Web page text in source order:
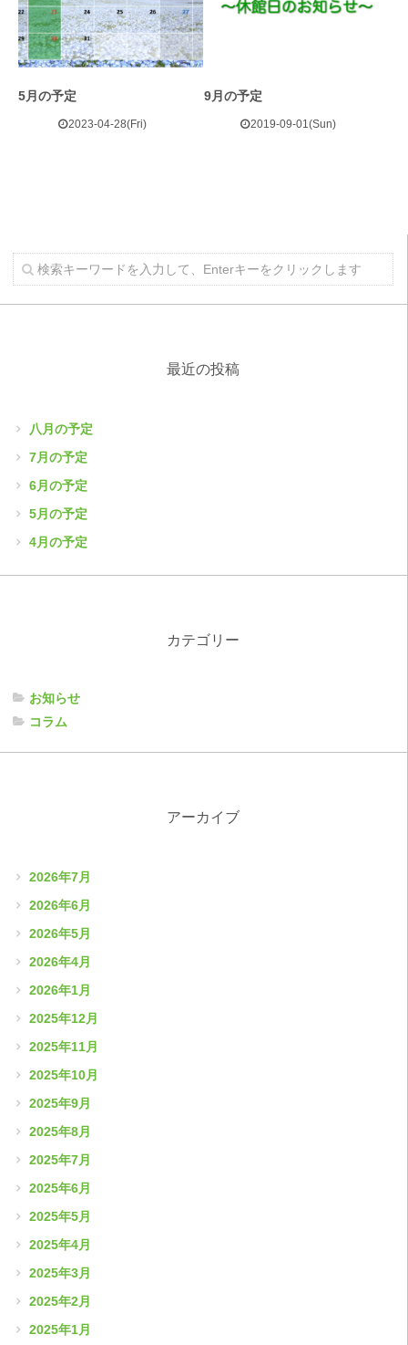
5月の予定
2023-04-28(Fri)
9月の予定
2019-09-01(Sun)
最近の投稿
八月の予定
7月の予定
6月の予定
5月の予定
4月の予定
カテゴリー
お知らせ
コラム
アーカイブ
2026年7月
2026年6月
2026年5月
2026年4月
2026年1月
2025年12月
2025年11月
2025年10月
2025年9月
2025年8月
2025年7月
2025年6月
2025年5月
2025年4月
2025年3月
2025年2月
2025年1月